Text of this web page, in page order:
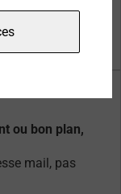
ou bon plan,
mail, pas